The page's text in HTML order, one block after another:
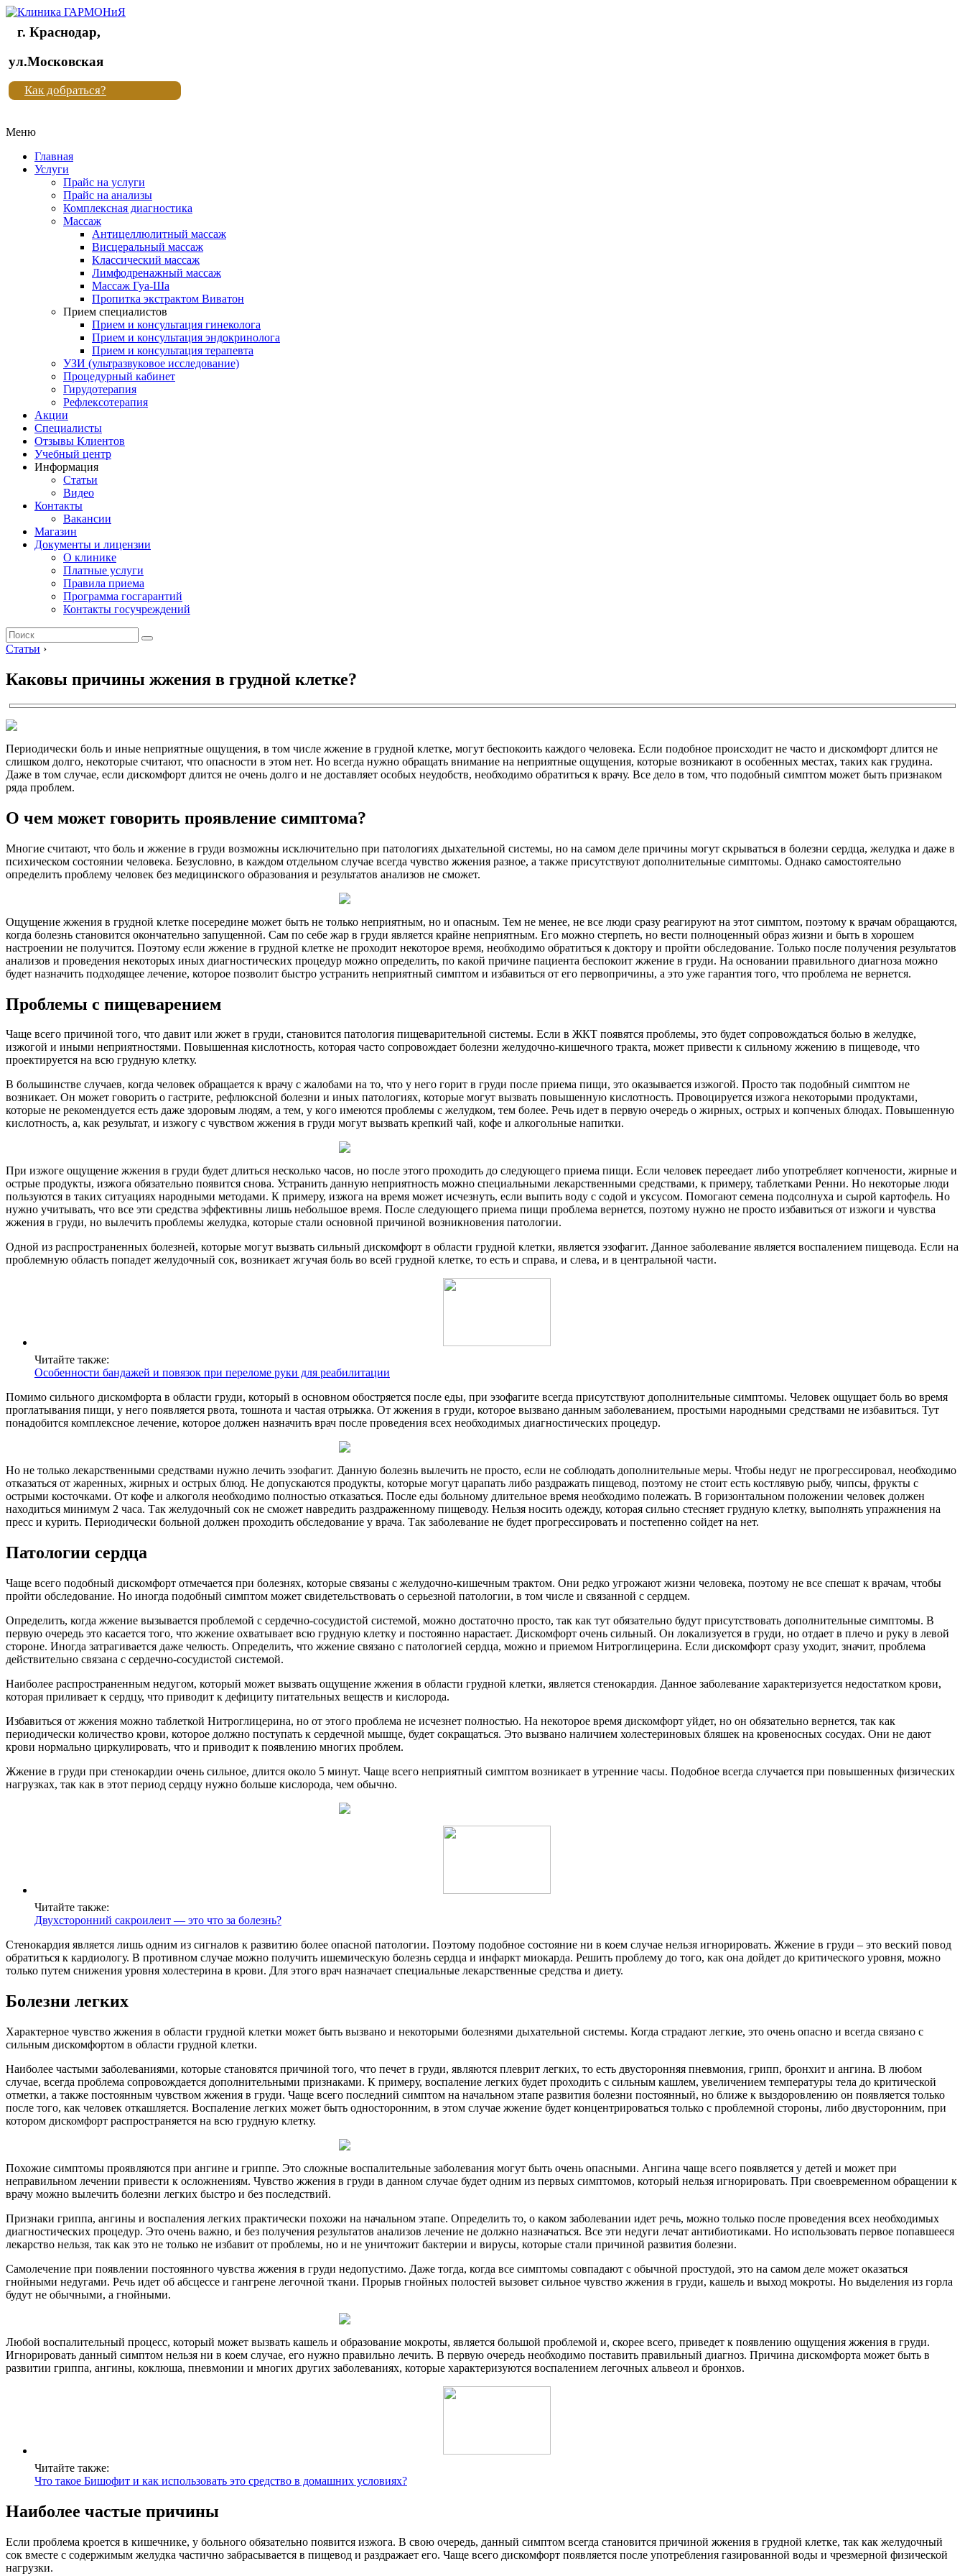
Клиника
"Новая
жизнь"
Клиника
жизнь"
г. Краснодар,
ул.Московская
Как добраться?
Меню
Главная
Услуги
Прайс на услуги
Прайс на анализы
Комплексная диагностика
Массаж
Антицеллюлитный массаж
Висцеральный массаж
Классический массаж
Лимфодренажный массаж
Массаж Гуа-Ша
Пропитка экстрактом Виватон
Прием специалистов
Прием и консультация гинеколога
Прием и консультация эндокринолога
Прием и консультация терапевта
УЗИ (ультразвуковое исследование)
Процедурный кабинет
Гирудотерапия
Рефлексотерапия
Акции
Специалисты
Отзывы Клиентов
Учебный центр
Информация
Статьи
Видео
Контакты
Вакансии
Магазин
Документы и лицензии
О клинике
Платные услуги
Правила приема
Программа госгарантий
Контакты госучреждений
Статьи ›
Каковы причины жжения в грудной клетке?
Периодически боль и иные неприятные ощущения, в том числе жжение в грудной клетке, могут беспокоить каждого человека. Если подобное происходит не часто и дискомфорт длится не
слишком долго, некоторые считают, что опасности в этом нет. Но всегда нужно обращать внимание на неприятные ощущения, которые возникают в особенных местах, таких как грудина.
Даже в том случае, если дискомфорт длится не очень долго и не доставляет особых неудобств, необходимо обратиться к врачу. Все дело в том, что подобный симптом может быть признаком
ряда проблем.
О чем может говорить проявление симптома?
Многие считают, что боль и жжение в груди возможны исключительно при патологиях дыхательной системы, но на самом деле причины могут скрываться в болезни сердца, желудка и даже в
психическом состоянии человека. Безусловно, в каждом отдельном случае всегда чувство жжения разное, а также присутствуют дополнительные симптомы. Однако самостоятельно
определить проблему человек без медицинского образования и результатов анализов не сможет.
Ощущение жжения в грудной клетке посередине может быть не только неприятным, но и опасным. Тем не менее, не все люди сразу реагируют на этот симптом, поэтому к врачам обращаются,
когда болезнь становится окончательно запущенной. Сам по себе жар в груди является крайне неприятным. Его можно стерпеть, но вести полноценный образ жизни и быть в хорошем
настроении не получится. Поэтому если жжение в грудной клетке не проходит некоторое время, необходимо обратиться к доктору и пройти обследование. Только после получения результатов
анализов и проведения некоторых иных диагностических процедур можно определить, по какой причине пациента беспокоит жжение в груди. На основании правильного диагноза можно
будет назначить подходящее лечение, которое позволит быстро устранить неприятный симптом и избавиться от его первопричины, а это уже гарантия того, что проблема не вернется.
Проблемы с пищеварением
Чаще всего причиной того, что давит или жжет в груди, становится патология пищеварительной системы. Если в ЖКТ появятся проблемы, это будет сопровождаться болью в желудке,
изжогой и иными неприятностями. Повышенная кислотность, которая часто сопровождает болезни желудочно-кишечного тракта, может привести к сильному жжению в пищеводе, что
проектируется на всю грудную клетку.
В большинстве случаев, когда человек обращается к врачу с жалобами на то, что у него горит в груди после приема пищи, это оказывается изжогой. Просто так подобный симптом не
возникает. Он может говорить о гастрите, рефлюксной болезни и иных патологиях, которые могут вызвать повышенную кислотность. Провоцируется изжога некоторыми продуктами,
которые не рекомендуется есть даже здоровым людям, а тем, у кого имеются проблемы с желудком, тем более. Речь идет в первую очередь о жирных, острых и копченых блюдах. Повышенную
кислотность, а, как результат, и изжогу с чувством жжения в груди могут вызвать крепкий чай, кофе и алкогольные напитки.
При изжоге ощущение жжения в груди будет длиться несколько часов, но после этого проходить до следующего приема пищи. Если человек переедает либо употребляет копчености, жирные и
острые продукты, изжога обязательно появится снова. Устранить данную неприятность можно специальными лекарственными средствами, к примеру, таблетками Ренни. Но некоторые люди
пользуются в таких ситуациях народными методами. К примеру, изжога на время может исчезнуть, если выпить воду с содой и уксусом. Помогают семена подсолнуха и сырой картофель. Но
нужно учитывать, что все эти средства эффективны лишь небольшое время. После следующего приема пищи проблема вернется, поэтому нужно не просто избавиться от изжоги и чувства
жжения в груди, но вылечить проблемы желудка, которые стали основной причиной возникновения патологии.
Одной из распространенных болезней, которые могут вызвать сильный дискомфорт в области грудной клетки, является эзофагит. Данное заболевание является воспалением пищевода. Если на
проблемную область попадет желудочный сок, возникает жгучая боль во всей грудной клетке, то есть и справа, и слева, и в центральной части.
Читайте также:
Особенности бандажей и повязок при переломе руки для реабилитации
Помимо сильного дискомфорта в области груди, который в основном обостряется после еды, при эзофагите всегда присутствуют дополнительные симптомы. Человек ощущает боль во время
проглатывания пищи, у него появляется рвота, тошнота и частая отрыжка. От жжения в груди, которое вызвано данным заболеванием, простыми народными средствами не избавиться. Тут
понадобится комплексное лечение, которое должен назначить врач после проведения всех необходимых диагностических процедур.
Но не только лекарственными средствами нужно лечить эзофагит. Данную болезнь вылечить не просто, если не соблюдать дополнительные меры. Чтобы недуг не прогрессировал, необходимо
отказаться от жаренных, жирных и острых блюд. Не допускаются продукты, которые могут царапать либо раздражать пищевод, поэтому не стоит есть костлявую рыбу, чипсы, фрукты с
острыми косточками. От кофе и алкоголя необходимо полностью отказаться. После еды больному длительное время необходимо полежать. В горизонтальном положении человек должен
находиться минимум 2 часа. Так желудочный сок не сможет навредить раздраженному пищеводу. Нельзя носить одежду, которая сильно стесняет грудную клетку, выполнять упражнения на
пресс и курить. Периодически больной должен проходить обследование у врача. Так заболевание не будет прогрессировать и постепенно сойдет на нет.
Патологии сердца
Чаще всего подобный дискомфорт отмечается при болезнях, которые связаны с желудочно-кишечным трактом. Они редко угрожают жизни человека, поэтому не все спешат к врачам, чтобы
пройти обследование. Но иногда подобный симптом может свидетельствовать о серьезной патологии, в том числе и связанной с сердцем.
Определить, когда жжение вызывается проблемой с сердечно-сосудистой системой, можно достаточно просто, так как тут обязательно будут присутствовать дополнительные симптомы. В
первую очередь это касается того, что жжение охватывает всю грудную клетку и постоянно нарастает. Дискомфорт очень сильный. Он локализуется в груди, но отдает в плечо и руку в левой
стороне. Иногда затрагивается даже челюсть. Определить, что жжение связано с патологией сердца, можно и приемом Нитроглицерина. Если дискомфорт сразу уходит, значит, проблема
действительно связана с сердечно-сосудистой системой.
Наиболее распространенным недугом, который может вызвать ощущение жжения в области грудной клетки, является стенокардия. Данное заболевание характеризуется недостатком крови,
которая приливает к сердцу, что приводит к дефициту питательных веществ и кислорода.
Избавиться от жжения можно таблеткой Нитроглицерина, но от этого проблема не исчезнет полностью. На некоторое время дискомфорт уйдет, но он обязательно вернется, так как
периодически количество крови, которое должно поступать к сердечной мышце, будет сокращаться. Это вызвано наличием холестериновых бляшек на кровеносных сосудах. Они не дают
крови нормально циркулировать, что и приводит к появлению многих проблем.
Жжение в груди при стенокардии очень сильное, длится около 5 минут. Чаще всего неприятный симптом возникает в утренние часы. Подобное всегда случается при повышенных физических
нагрузках, так как в этот период сердцу нужно больше кислорода, чем обычно.
Читайте также:
Двухсторонний сакроилеит — это что за болезнь?
Стенокардия является лишь одним из сигналов к развитию более опасной патологии. Поэтому подобное состояние ни в коем случае нельзя игнорировать. Жжение в груди – это веский повод
обратиться к кардиологу. В противном случае можно получить ишемическую болезнь сердца и инфаркт миокарда. Решить проблему до того, как она дойдет до критического уровня, можно
только путем снижения уровня холестерина в крови. Для этого врач назначает специальные лекарственные средства и диету.
Болезни легких
Характерное чувство жжения в области грудной клетки может быть вызвано и некоторыми болезнями дыхательной системы. Когда страдают легкие, это очень опасно и всегда связано с
сильным дискомфортом в области грудной клетки.
Наиболее частыми заболеваниями, которые становятся причиной того, что печет в груди, являются плеврит легких, то есть двусторонняя пневмония, грипп, бронхит и ангина. В любом
случае, всегда проблема сопровождается дополнительными признаками. К примеру, воспаление легких будет проходить с сильным кашлем, увеличением температуры тела до критической
отметки, а также постоянным чувством жжения в груди. Чаще всего последний симптом на начальном этапе развития болезни постоянный, но ближе к выздоровлению он появляется только
после того, как человек откашляется. Воспаление легких может быть односторонним, в этом случае жжение будет концентрироваться только с проблемной стороны, либо двусторонним, при
котором дискомфорт распространяется на всю грудную клетку.
Похожие симптомы проявляются при ангине и гриппе. Это сложные воспалительные заболевания могут быть очень опасными. Ангина чаще всего появляется у детей и может при
неправильном лечении привести к осложнениям. Чувство жжения в груди в данном случае будет одним из первых симптомов, который нельзя игнорировать. При своевременном обращении к
врачу можно вылечить болезни легких быстро и без последствий.
Признаки гриппа, ангины и воспаления легких практически похожи на начальном этапе. Определить то, о каком заболевании идет речь, можно только после проведения всех необходимых
диагностических процедур. Это очень важно, и без получения результатов анализов лечение не должно назначаться. Все эти недуги лечат антибиотиками. Но использовать первое попавшееся
лекарство нельзя, так как это не только не избавит от проблемы, но и не уничтожит бактерии и вирусы, которые стали причиной развития болезни.
Самолечение при появлении постоянного чувства жжения в груди недопустимо. Даже тогда, когда все симптомы совпадают с обычной простудой, это на самом деле может оказаться
гнойными недугами. Речь идет об абсцессе и гангрене легочной ткани. Прорыв гнойных полостей вызовет сильное чувство жжения в груди, кашель и выход мокроты. Но выделения из горла
будут не обычными, а гнойными.
Любой воспалительный процесс, который может вызвать кашель и образование мокроты, является большой проблемой и, скорее всего, приведет к появлению ощущения жжения в груди.
Игнорировать данный симптом нельзя ни в коем случае, его нужно правильно лечить. В первую очередь необходимо поставить правильный диагноз. Причина дискомфорта может быть в
развитии гриппа, ангины, коклюша, пневмонии и многих других заболеваниях, которые характеризуются воспалением легочных альвеол и бронхов.
Читайте также:
Что такое Бишофит и как использовать это средство в домашних условиях?
Наиболее частые причины
Если проблема кроется в кишечнике, у больного обязательно появится изжога. В свою очередь, данный симптом всегда становится причиной жжения в грудной клетке, так как желудочный
сок вместе с содержимым желудка частично забрасывается в пищевод и раздражает его. Чаще всего дискомфорт появляется после употребления газированной воды и чрезмерной физической
нагрузки.